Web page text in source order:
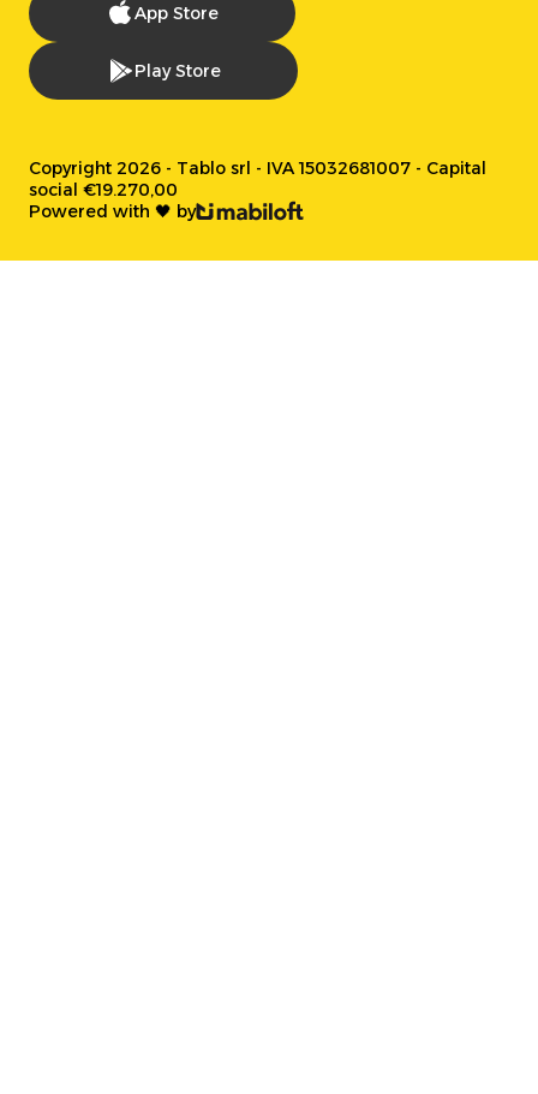
App Store
Play Store
Copyright 2026 - Tablo srl - IVA 15032681007 - Capital
social €19.270,00
Powered with 🖤 by